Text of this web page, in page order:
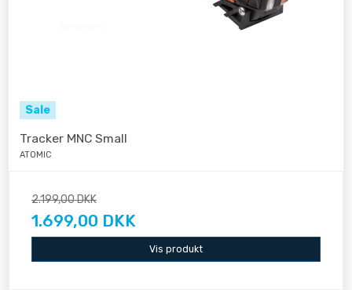
Sale
Tracker MNC Small
ATOMIC
2.199,00 DKK
1.699,00 DKK
Vis produkt